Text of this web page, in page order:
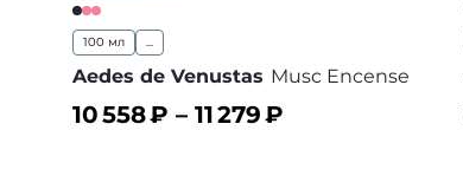
100 мл ...
Aedes de Venustas Musc Encense
10 558₽ – 11 279₽